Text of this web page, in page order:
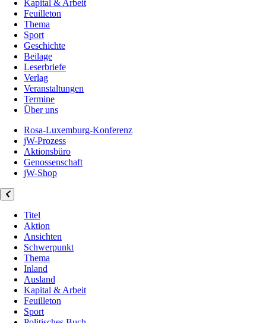
Kapital & Arbeit
Feuilleton
Thema
Sport
Geschichte
Beilage
Leserbriefe
Verlag
Veranstaltungen
Termine
Über uns
Rosa-Luxemburg-Konferenz
jW-Prozess
Aktionsbüro
Genossenschaft
jW-Shop
Titel
Aktion
Ansichten
Schwerpunkt
Thema
Inland
Ausland
Kapital & Arbeit
Feuilleton
Sport